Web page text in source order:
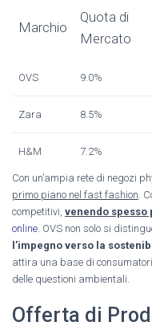
Marchio
Quota di
Mercato
OVS 9.0%
Zara 8.5%
H&M 7.2%
Con un’ampia rete di negozi
primo piano nel fast fashion .
competitivi, venendo spesso
online . OVS non solo si
l’impegno verso la
attira una base di
delle questioni ambientali.
Offerta di